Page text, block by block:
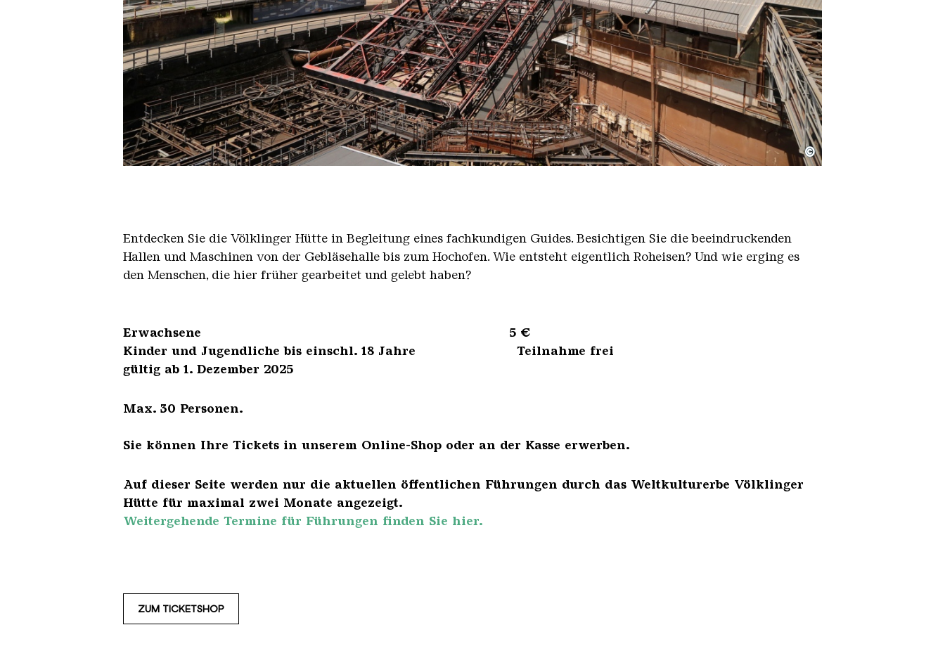
Der Erzschrägaufzug der Völklinger Hütte mit dem Gasometer im Hintergrund
Copyright: Weltkulturerbe Völklinger Hütte | Karl Heinrich Veith
©
Entdecken Sie die Völklinger Hütte in Begleitung eines fachkundigen Guides. Besichtigen Sie die beeindruckenden
Hallen und Maschinen von der Gebläsehalle bis zum Hochofen. Wie entsteht eigentlich Roheisen? Und wie erging es
den Menschen, die hier früher gearbeitet und gelebt haben?
Erwachsene 5 €
Kinder und Jugendliche bis einschl. 18 Jahre Teilnahme frei
gültig ab 1. Dezember 2025
Max. 30 Personen.
Sie können Ihre Tickets in unserem Online-Shop oder an der Kasse erwerben.
Auf dieser Seite werden nur die aktuellen öffentlichen Führungen durch das Weltkulturerbe Völklinger
Hütte für maximal zwei Monate angezeigt.
Weitergehende Termine für Führungen finden Sie hier.
ZUM TICKETSHOP